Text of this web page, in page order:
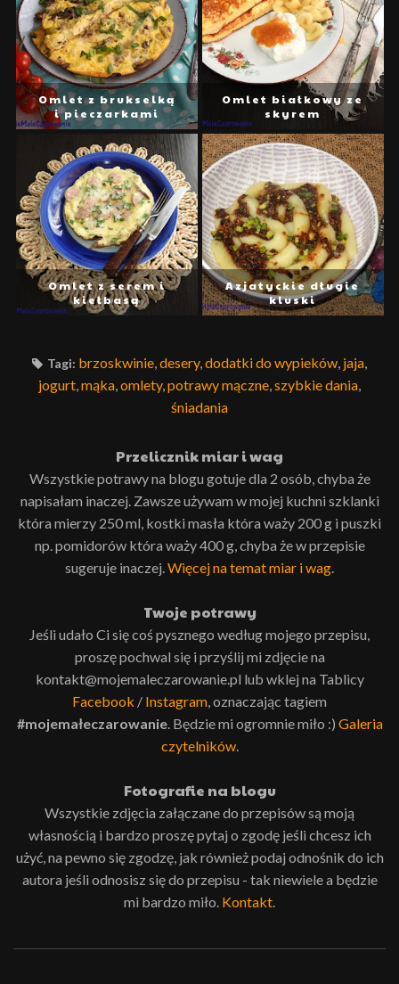
Omlet z brukselką
i pieczarkami
Omlet białkowy ze
skyrem
Omlet z serem i
kiełbasą
Azjatyckie długie
kluski
Tagi: brzoskwinie desery, dodatki do wypieków jaja
jogurt mąka omlety, potrawy mączne szybkie dania
śniadania
Przelicznik miar i wag
Wszystkie potrawy na blogu gotuje dla 2 osób, chyba że
napisałam inaczej. Zawsze używam w mojej kuchni szklanki
która mierzy 250 ml, kostki masła która waży 200 g i puszki
np. pomidorów która waży 400 g, chyba że w przepisie
sugeruje inaczej. Więcej na temat miar i wag
Twoje potrawy
Jeśli udało Ci się coś pysznego według mojego przepisu,
proszę pochwal się i przyślij mi zdjęcie na
kontakt@mojemaleczarowanie.pl lub wklej na Tablicy
Facebook / Instagram , oznaczając tagiem
#mojemałeczarowanie. Będzie mi ogromnie miło :) Galeria
czytelników.
Fotografie na blogu
Wszystkie zdjęcia załączane do przepisów są moją
własnością i bardzo proszę pytaj o zgodę jeśli chcesz ich
użyć, na pewno się zgodzę, jak również podaj odnośnik do ich
autora jeśli odnosisz się do przepisu - tak niewiele a będzie
mi bardzo miło. Kontakt